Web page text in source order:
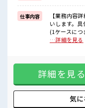
■職場の雰囲気
一息つける休憩スペー
職場にはロッカー完備
私物の置きすぎには
未経験から始めた方も
仕事内容
【業務内容
いします。
(1ケースに
フォークリフ
することも
毎日の服選
きそう≫ 新し
かり働く環
UP目指して
悩まず気軽に相
…詳細を見る
詳細を見る
気